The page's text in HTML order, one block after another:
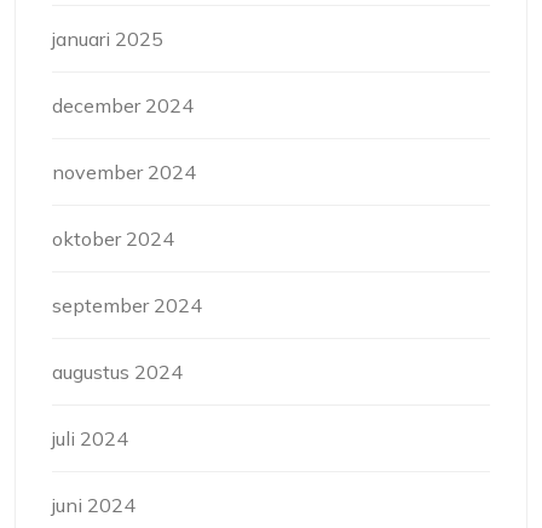
januari 2025
december 2024
november 2024
oktober 2024
september 2024
augustus 2024
juli 2024
juni 2024